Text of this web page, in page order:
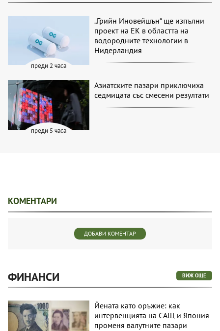
преди 2 часа
„Грийн Иновейшън“ ще изпълни
проект на ЕК в областта на
водородните технологии в
Нидерландия
преди 5 часа
Азиатските пазари приключиха
седмицата със смесени резултати
КОМЕНТАРИ
ДОБАВИ КОМЕНТАР
ФИНАНСИ ВИЖ ОЩЕ
Йената като оръжие: как
интервенцията на САЩ и Япония
променя валутните пазари